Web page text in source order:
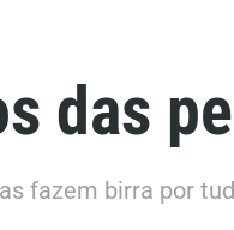
das
fazem birra por